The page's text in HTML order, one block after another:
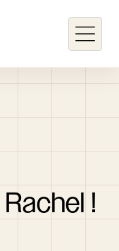
Rachel !